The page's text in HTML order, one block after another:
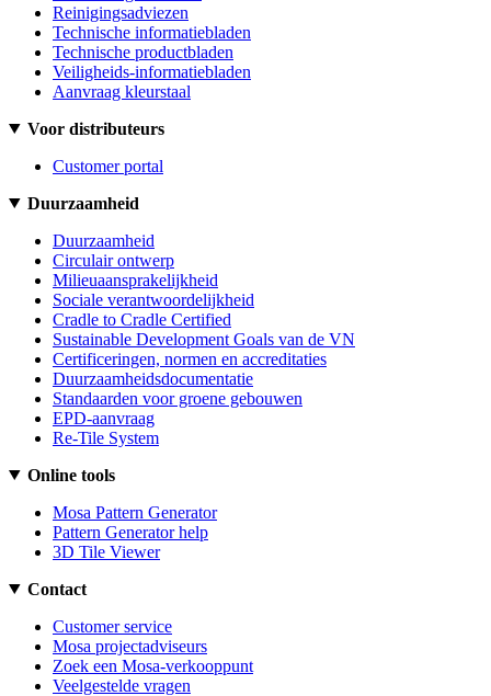
Reinigingsadviezen
Technische informatiebladen
Technische productbladen
Veiligheids-informatiebladen
Aanvraag kleurstaal
Voor distributeurs
Customer portal
Duurzaamheid
Duurzaamheid
Circulair ontwerp
Milieuaansprakelijkheid
Sociale verantwoordelijkheid
Cradle to Cradle Certified
Sustainable Development Goals van de VN
Certificeringen, normen en accreditaties
Duurzaamheidsdocumentatie
Standaarden voor groene gebouwen
EPD-aanvraag
Re-Tile System
Online tools
Mosa Pattern Generator
Pattern Generator help
3D Tile Viewer
Contact
Customer service
Mosa projectadviseurs
Zoek een Mosa-verkooppunt
Veelgestelde vragen